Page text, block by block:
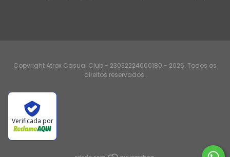
Copyright Atrox Casual Club - 23032224000180 - 2026. Todos os
direitos reservados.
Verificada por